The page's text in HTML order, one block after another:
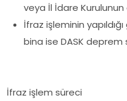
veya İl İdare Kurulunun
İfraz işleminin
bina ise DASK deprem
İfraz işlem süreci